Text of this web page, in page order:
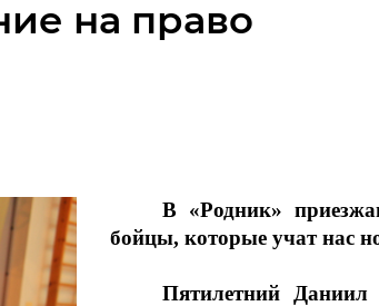
на право
В «Родник»
бойцы, которые учат нас
Пятилетний Даниил